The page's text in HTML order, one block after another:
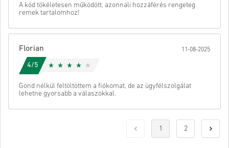
A kód tökéletesen működött, azonnali hozzáférés rengeteg
remek tartalomhoz!
Florian 11-08-2025
4/5
Gond nélkül feltöltöttem a fiókomat, de az ügyfélszolgálat
lehetne gyorsabb a válaszokkal.
1 2